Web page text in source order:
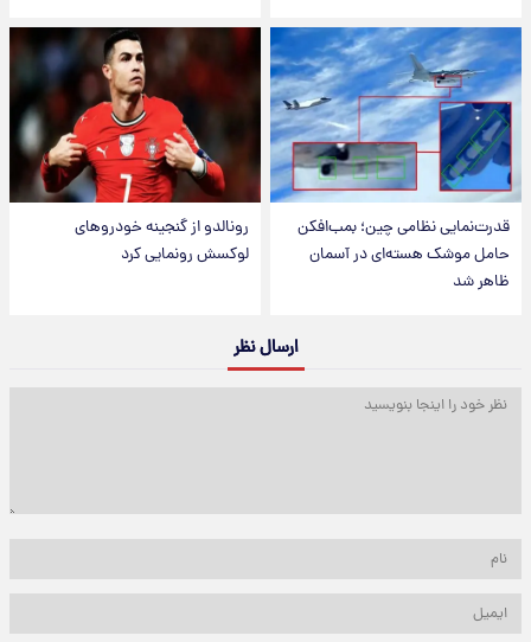
قدرت‌نمایی نظامی چین؛ بمب‌افکن
حامل موشک هسته‌ای در آسمان
ظاهر شد
رونالدو از گنجینه خودروهای
لوکسش رونمایی کرد
ارسال نظر